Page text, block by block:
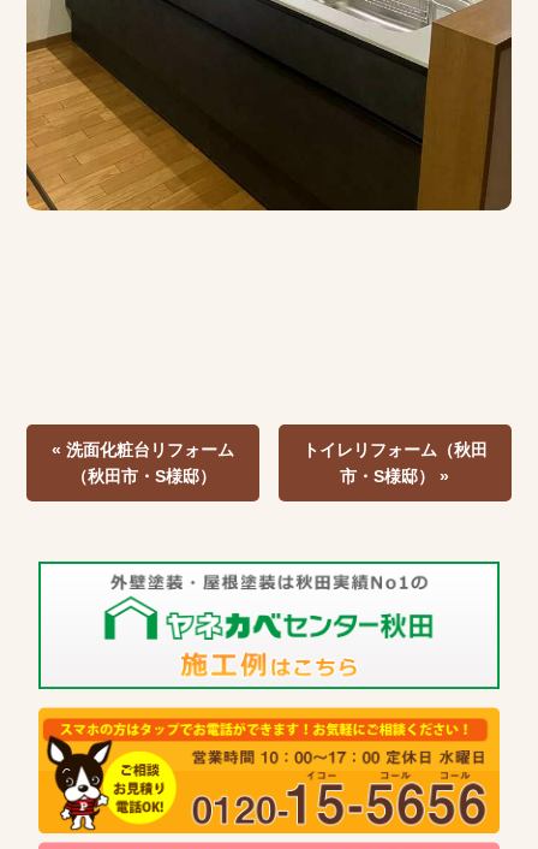
« 洗面化粧台リフォーム
（秋田市・S様邸）
トイレリフォーム（秋田
市・S様邸） »